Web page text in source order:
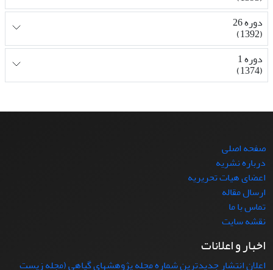
دوره 26
(1392)
دوره 1
(1374)
صفحه اصلی
درباره نشریه
اعضای هیات تحریریه
ارسال مقاله
تماس با ما
نقشه سایت
اخبار و اعلانات
اعلان انتشار جدیدترین شماره مجله پژوهشهای گیاهی (مجله زیست